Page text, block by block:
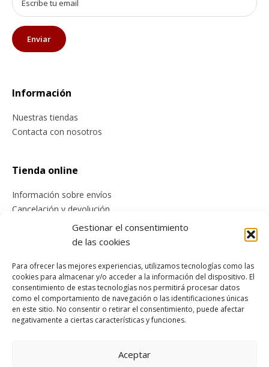
Gestionar el consentimiento
de las cookies
Para ofrecer las mejores experiencias, utilizamos tecnologías como las
cookies para almacenar y/o acceder a la información del dispositivo. El
consentimiento de estas tecnologías nos permitirá procesar datos
como el comportamiento de navegación o las identificaciones únicas
en este sitio. No consentir o retirar el consentimiento, puede afectar
negativamente a ciertas características y funciones.
Aceptar
Información
Nuestras tiendas
Contacta con nosotros
Tienda online
Información sobre envíos
Cancelación y devolución
Condiciones generales de compra
Legal
Aviso Legal
Política de cookies